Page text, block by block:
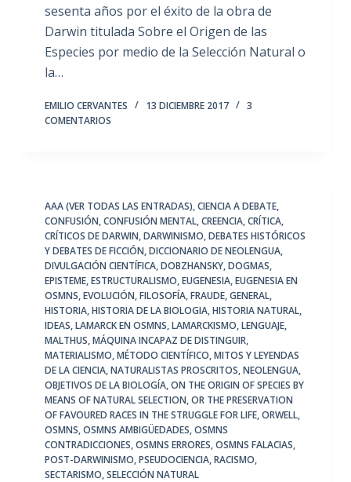
sesenta años por el éxito de la obra de
Darwin titulada Sobre el Origen de las
Especies por medio de la Selección Natural o
la…
EMILIO CERVANTES 13 DICIEMBRE 2017
3
COMENTARIOS
AAA (VER TODAS LAS ENTRADAS),CIENCIA A DEBATE,
CONFUSIÓN,CONFUSIÓN MENTAL,CREENCIA,CRÍTICA,
CRÍTICOS DE DARWIN,DARWINISMO,DEBATES HISTÓRICOS
Y DEBATES DE FICCIÓN,DICCIONARIO DE NEOLENGUA,
DIVULGACIÓN CIENTÍFICA,DOBZHANSKY,DOGMAS,
EPISTEME,ESTRUCTURALISMO,EUGENESIA,EUGENESIA EN
OSMNS,EVOLUCIÓN,FILOSOFÍA,FRAUDE,GENERAL,
HISTORIA,HISTORIA DE LA BIOLOGIA,HISTORIA NATURAL,
IDEAS,LAMARCK EN OSMNS,LAMARCKISMO,LENGUAJE,
MALTHUS,MÁQUINA INCAPAZ DE DISTINGUIR,
MATERIALISMO,MÉTODO CIENTÍFICO,MITOS Y LEYENDAS
DE LA CIENCIA,NATURALISTAS PROSCRITOS,NEOLENGUA,
OBJETIVOS DE LA BIOLOGÍA,ON THE ORIGIN OF SPECIES BY
MEANS OF NATURAL SELECTION,OR THE PRESERVATION
OF FAVOURED RACES IN THE STRUGGLE FOR LIFE,ORWELL,
OSMNS,OSMNS AMBIGÜEDADES,OSMNS
CONTRADICCIONES,OSMNS ERRORES,OSMNS FALACIAS,
POST-DARWINISMO,PSEUDOCIENCIA,RACISMO,
SECTARISMO,SELECCIÓN NATURAL